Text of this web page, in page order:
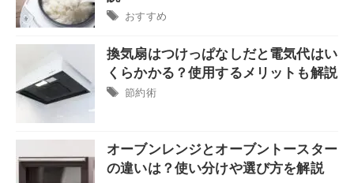
おすすめ
換気扇はつけっぱなしだと電気代はい
くらかかる？使用するメリットも解説
節約術
オーブンレンジとオーブントースター
の違いは？使い分けや選び方を解説